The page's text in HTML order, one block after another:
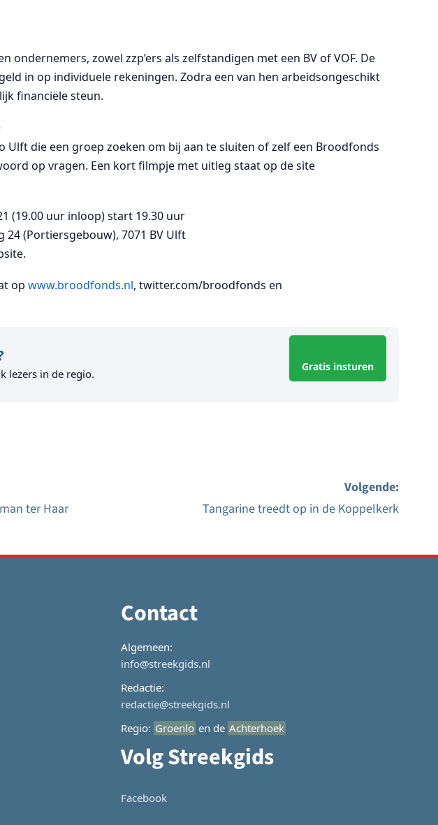
ondernemers, zowel zzp’ers als zelfstandigen met een BV of VOF. De
in op individuele rekeningen. Zodra een van hen arbeidsongeschikt
financiële steun.
Ulft die een groep zoeken om bij aan te sluiten of zelf een Broodfonds
op vragen. Een kort filmpje met uitleg staat op de site
(19.00 uur inloop) start 19.30 uur
24 (Portiersgebouw), 7071 BV Ulft
opwww.broodfonds.nl, twitter.com/broodfonds en
lezers in de regio.
Gratis insturen
ter Haar
Volgende:
Tangarine treedt op in de Koppelkerk
Contact
Algemeen:
info@streekgids.nl
Redactie:
redactie@streekgids.nl
Regio: Groenlo en de Achterhoek
Volg Streekgids
Facebook